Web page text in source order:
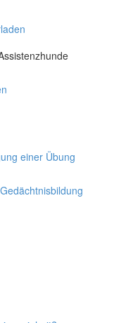
einer Übung